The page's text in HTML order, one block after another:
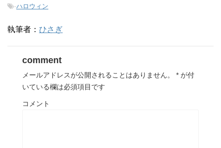
-ハロウィン
執筆者： ひさぎ
comment
メールアドレスが公開されることはありません。 * が付
いている欄は必須項目です
コメント